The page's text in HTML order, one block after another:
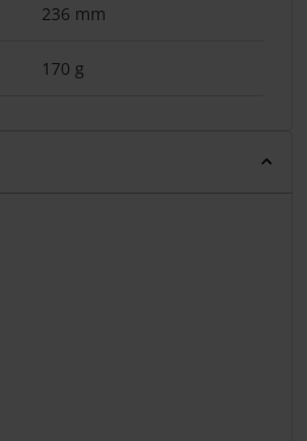
236 mm
170 g